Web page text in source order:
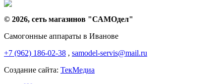
© 2026, сеть магазинов "САМОдел"
Самогонные аппараты в Иванове
+7 (962) 186-02-38 , samodel-servis@mail.ru
Создание сайта: ТекМедиа